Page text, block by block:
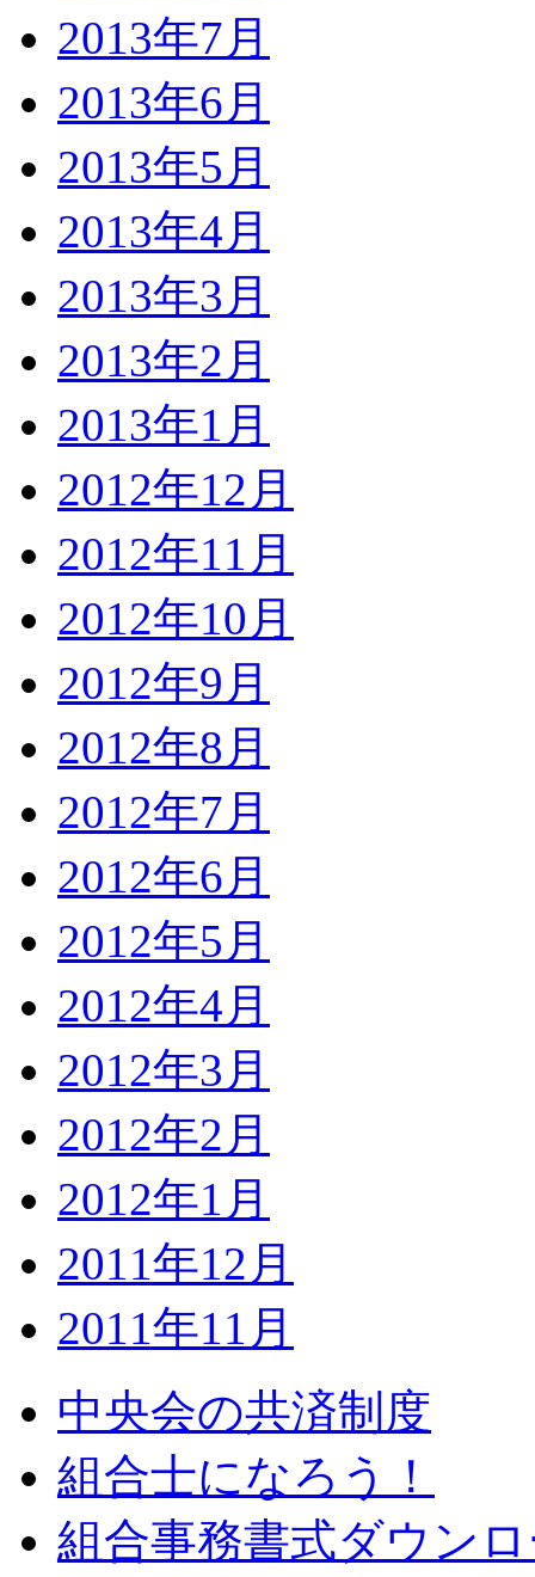
2013年7月
2013年6月
2013年5月
2013年4月
2013年3月
2013年2月
2013年1月
2012年12月
2012年11月
2012年10月
2012年9月
2012年8月
2012年7月
2012年6月
2012年5月
2012年4月
2012年3月
2012年2月
2012年1月
2011年12月
2011年11月
中央会の共済制度
組合士になろう！
組合事務書式ダウン